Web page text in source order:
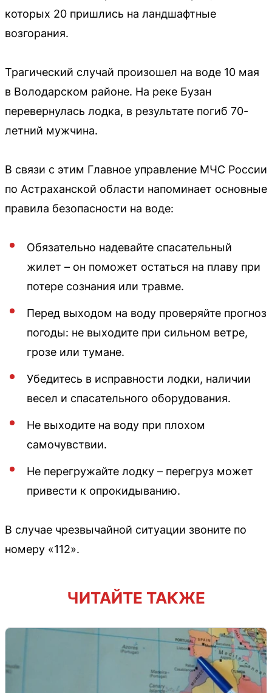
которых 20 пришлись на ландшафтные
возгорания.
Трагический случай произошел на воде 10 мая
в Володарском районе. На реке Бузан
перевернулась лодка, в результате погиб 70-
летний мужчина.
В связи с этим Главное управление МЧС России
по Астраханской области напоминает основные
правила безопасности на воде:
Обязательно надевайте спасательный
жилет – он поможет остаться на плаву при
потере сознания или травме.
Перед выходом на воду проверяйте прогноз
погоды: не выходите при сильном ветре,
грозе или тумане.
Убедитесь в исправности лодки, наличии
весел и спасательного оборудования.
Не выходите на воду при плохом
самочувствии.
Не перегружайте лодку – перегруз может
привести к опрокидыванию.
В случае чрезвычайной ситуации звоните по
номеру «112».
ЧИТАЙТЕ ТАКЖЕ